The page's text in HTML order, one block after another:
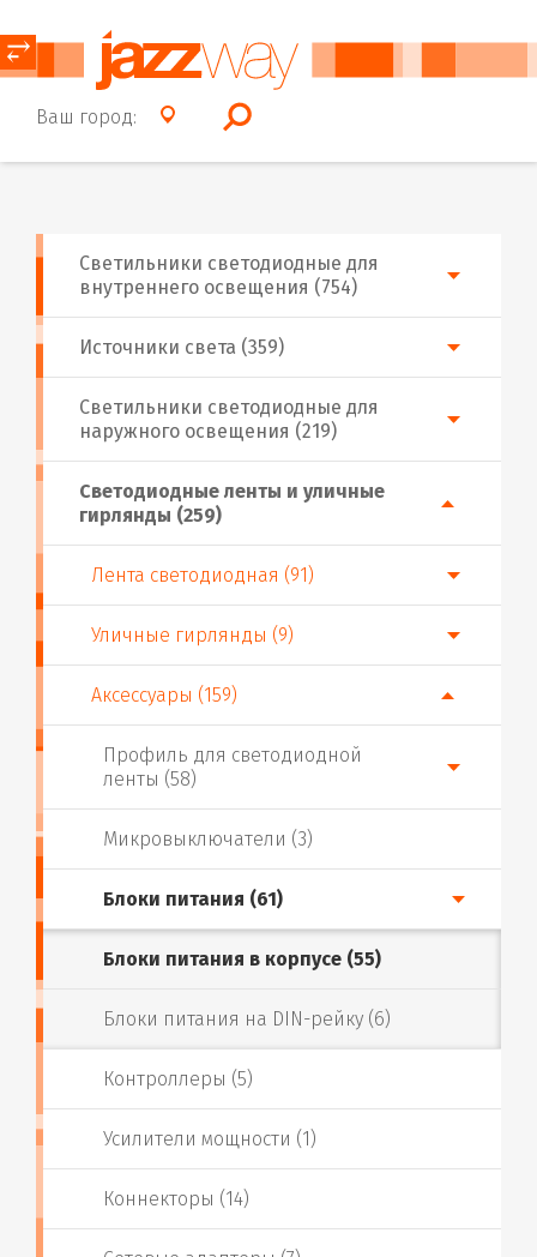
Ваш город:
⥂
Источники света (359)
Светодиодные ленты и уличные
гирлянды (259)
Лента светодиодная (91)
Уличные гирлянды (9)
Аксессуары (159)
Профиль для светодиодной
ленты (58)
Микровыключатели (3)
Блоки питания (61)
Блоки питания в корпусе (55)
Блоки питания на DIN-рейку (6)
Контроллеры (5)
Усилители мощности (1)
Коннекторы (14)
Светильники светодиодные для
внутреннего освещения (754)
Светильники светодиодные для
наружного освещения (219)